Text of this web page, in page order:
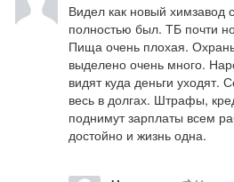
Видел как новый химзавод
полностью был. ТБ почти
Пища очень плохая.
выделено очень много.
видят куда деньги уходят.
весь в долгах. Штрафы,
поднимут зарплаты всем
достойно и жизнь одна.